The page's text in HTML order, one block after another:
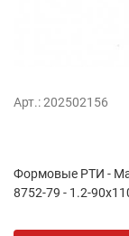
Арт.: 202502156
Формовые РТИ -
8752-79 - 1.2-